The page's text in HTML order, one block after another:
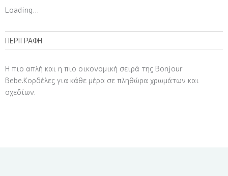
Loading...
ΠΕΡΙΓΡΑΦΉ
H πιο απλή και η πιο οικονομική σειρά της Bonjour
Bebe.Κορδέλες για κάθε μέρα σε πληθώρα χρωμάτων και
σχεδίων.